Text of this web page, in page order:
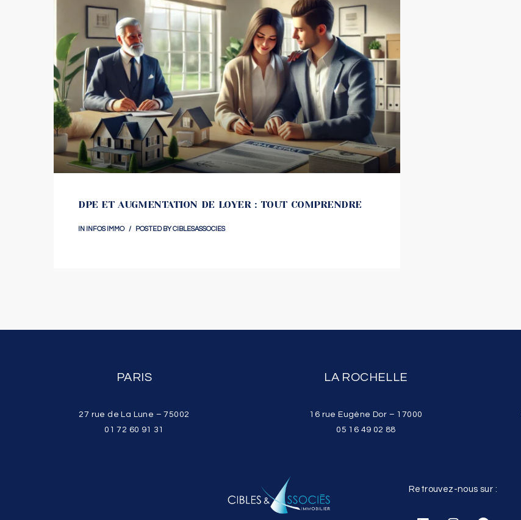
DPE ET AUGMENTATION DE LOYER : TOUT COMPRENDRE
IN INFOS IMMO POSTED BYCIBLESASSOCIES
PARIS
27 rue de La Lune – 75002
01 72 60 91 31
LA ROCHELLE
16 rue Eugène Dor – 17000
05 16 49 02 88
Retrouvez-nous sur :